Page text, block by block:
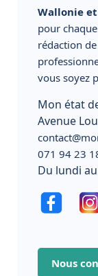
Wallonie
pour chaque
rédaction
vous soyez
Mon état
Avenue
071 94 23
Du lundi
Nous